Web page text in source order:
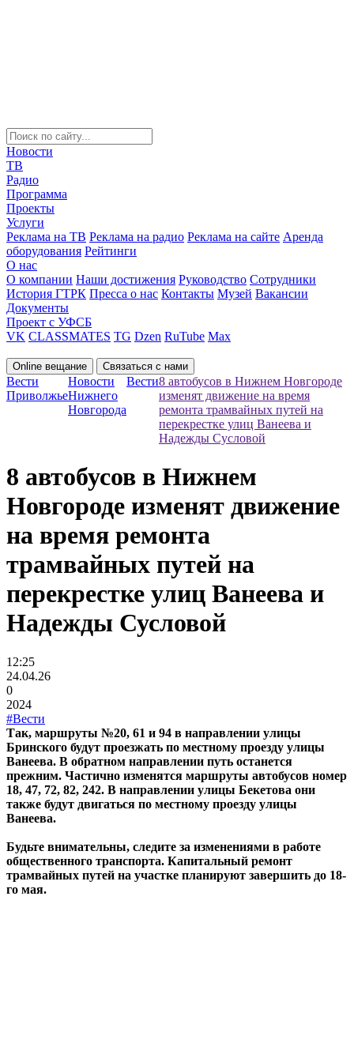
Новости
ТВ
Радио
Программа
Проекты
Услуги
Реклама на ТВ Реклама на радио Реклама на сайте Аренда
оборудования Рейтинги
О нас
О компании Наши достижения Руководство Сотрудники
История ГТРК Пресса о нас Контакты Музей Вакансии
Документы
Проект с УФСБ
VK CLASSMATES TG Dzen RuTube Max
Online вещание Связаться с нами
Вести
Приволжье
Новости
Нижнего
Новгорода
Вести8 автобусов в Нижнем Новгороде
изменят движение на время
ремонта трамвайных путей на
перекрестке улиц Ванеева и
Надежды Сусловой
8 автобусов в Нижнем
Новгороде изменят движение
на время ремонта
трамвайных путей на
перекрестке улиц Ванеева и
Надежды Сусловой
12:25
24.04.26
0
2024
#Вести
Так, маршруты №20, 61 и 94 в направлении улицы
Бринского будут проезжать по местному проезду улицы
Ванеева. В обратном направлении путь останется
прежним. Частично изменятся маршруты автобусов номер
18, 47, 72, 82, 242. В направлении улицы Бекетова они
также будут двигаться по местному проезду улицы
Ванеева.
Будьте внимательны, следите за изменениями в работе
общественного транспорта. Капитальный ремонт
трамвайных путей на участке планируют завершить до 18-
го мая.